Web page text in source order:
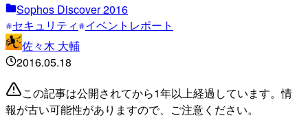
Sophos Discover 2016
セキュリティ
イベントレポート
佐々木 大輔
2016.05.18
この記事は公開されてから1年以上経過しています。情
報が古い可能性がありますので、ご注意ください。